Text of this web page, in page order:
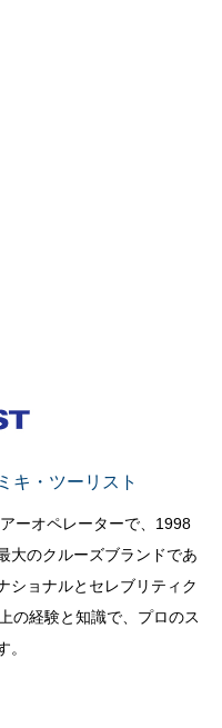
キ・ツーリスト
ーオペレーターで、1998
大のクルーズブランドであ
ショナルとセレブリティク
の経験と知識で、プロのス
。